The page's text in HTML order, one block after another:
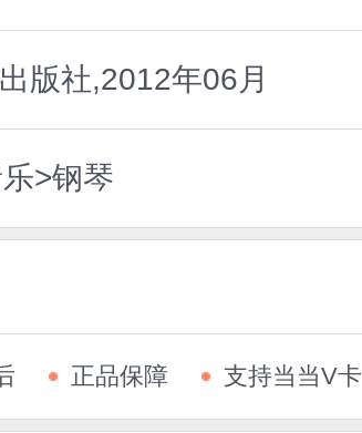
版社,2012年06月
>钢琴
正品保障 支持当当V卡